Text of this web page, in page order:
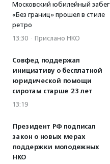
Московский юбилейный забег
«Без границ» прошел в стиле
ретро
13:30 · Прислано НКО
Совфед поддержал
инициативу о бесплатной
юридической помощи
сиротам старше 23 лет
13:19
Президент РФ подписал
закон о новых мерах
поддержки молодежных
НКО